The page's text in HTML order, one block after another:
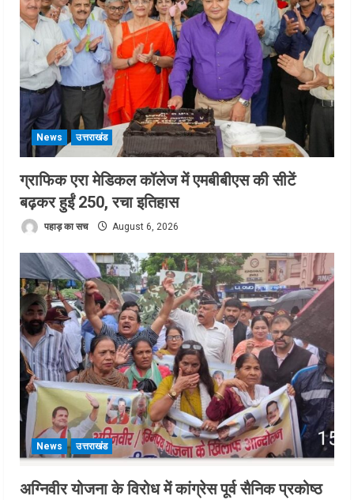
News उत्तराखंड
ग्राफिक एरा मेडिकल कॉलेज में एमबीबीएस की सीटें
बढ़कर हुईं 250, रचा इतिहास
पहाड़ का सच August 6, 2026
News उत्तराखंड
अग्निवीर योजना के विरोध में कांग्रेस पूर्व सैनिक प्रकोष्ठ